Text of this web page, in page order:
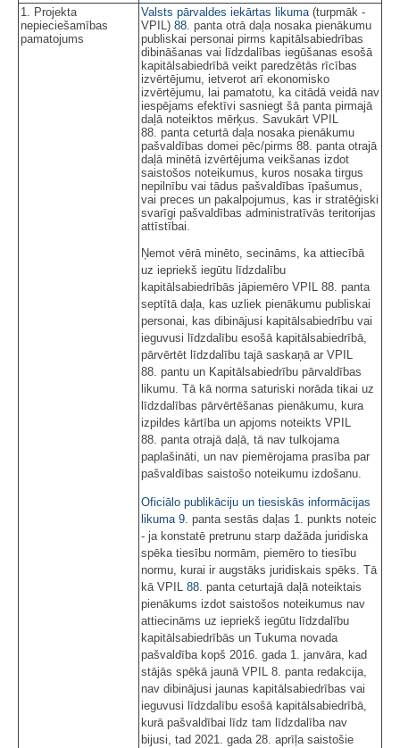
1. Projekta
nepieciešamības
pamatojums
Valsts pārvaldes iekārtas likuma (turpmāk -
VPIL) 88. panta otrā daļa nosaka pienākumu
publiskai personai pirms kapitālsabiedrības
dibināšanas vai līdzdalības iegūšanas esošā
kapitālsabiedrībā veikt paredzētās rīcības
izvērtējumu, ietverot arī ekonomisko
izvērtējumu, lai pamatotu, ka citādā veidā nav
iespējams efektīvi sasniegt šā panta pirmajā
daļā noteiktos mērķus. Savukārt VPIL
88. panta ceturtā daļa nosaka pienākumu
pašvaldības domei pēc/pirms 88. panta otrajā
daļā minētā izvērtējuma veikšanas izdot
saistošos noteikumus, kuros nosaka tirgus
nepilnību vai tādus pašvaldības īpašumus,
vai preces un pakalpojumus, kas ir stratēģiski
svarīgi pašvaldības administratīvās teritorijas
attīstībai.
Ņemot vērā minēto, secināms, ka attiecībā
uz iepriekš iegūtu līdzdalību
kapitālsabiedrībās jāpiemēro VPIL 88. panta
septītā daļa, kas uzliek pienākumu publiskai
personai, kas dibinājusi kapitālsabiedrību vai
ieguvusi līdzdalību esošā kapitālsabiedrībā,
pārvērtēt līdzdalību tajā saskaņā ar VPIL
88. pantu un Kapitālsabiedrību pārvaldības
likumu. Tā kā norma saturiski norāda tikai uz
līdzdalības pārvērtēšanas pienākumu, kura
izpildes kārtība un apjoms noteikts VPIL
88. panta otrajā daļā, tā nav tulkojama
paplašināti, un nav piemērojama prasība par
pašvaldības saistošo noteikumu izdošanu.
Oficiālo publikāciju un tiesiskās informācijas
likuma 9. panta sestās daļas 1. punkts noteic
- ja konstatē pretrunu starp dažāda juridiska
spēka tiesību normām, piemēro to tiesību
normu, kurai ir augstāks juridiskais spēks. Tā
kā VPIL 88. panta ceturtajā daļā noteiktais
pienākums izdot saistošos noteikumus nav
attiecināms uz iepriekš iegūtu līdzdalību
kapitālsabiedrībās un Tukuma novada
pašvaldība kopš 2016. gada 1. janvāra, kad
stājās spēkā jaunā VPIL 8. panta redakcija,
nav dibinājusi jaunas kapitālsabiedrības vai
ieguvusi līdzdalību esošā kapitālsabiedrībā,
kurā pašvaldībai līdz tam līdzdalība nav
bijusi, tad 2021. gada 28. aprīļa saistošie